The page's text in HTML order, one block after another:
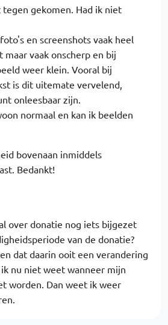
gekomen. Had ik niet
en screenshots vaak heel
vaak onscherp en bij
weer klein. Vooral bij
is dit uitemate vervelend,
onleesbaar zijn.
normaal en kan ik beelden
bovenaan inmiddels
Bedankt!
over donatie nog iets bijgezet
van de donatie?
dat daarin ooit een verandering
nu niet weet wanneer mijn
worden. Dan weet ik weer